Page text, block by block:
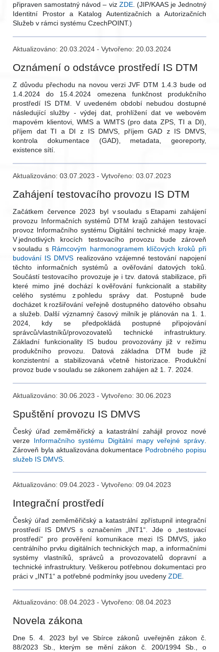
připraven samostatný návod – viz ZDE. (JIP/KAAS je Jednotný
Identitní Prostor a Katalog Autentizačních a Autorizačních
Služeb v rámci systému CzechPOINT.)
Aktualizováno: 20.03.2024 - Vytvořeno: 20.03.2024
Oznámení o odstávce prostředí IS DTM
Z důvodu přechodu na novou verzi JVF DTM 1.4.3 bude od
1.4.2024 do 15.4.2024 omezena funkčnost produkčního
prostředí IS DTM. V uvedeném období nebudou dostupné
následující služby - výdej dat, prohlížení dat ve webovém
mapovém klientovi, WMS a WMTS (pro data ZPS, TI a DI),
příjem dat TI a DI z IS DMVS, příjem GAD z IS DMVS,
kontrola dokumentace (GAD), metadata, georeporty,
existence sítí.
Aktualizováno: 03.07.2023 - Vytvořeno: 03.07.2023
Zahájení testovacího provozu IS DTM
Začátkem července 2023 byl v souladu s Etapami zahájení
provozu Informačních systémů DTM krajů zahájen testovací
provoz Informačního systému Digitální technické mapy kraje.
V jednotlivých krocích testovacího provozu bude zároveň
v souladu s Rámcovým harmonogramem klíčových kroků při
budování IS DMVS realizováno vzájemné testování napojení
těchto informačních systémů a ověřování datových toků.
Součástí testovacího provozuje je i tzv. datová stabilizace, při
které mimo jiné dochází k ověřování funkcionalit a stability
celého systému z pohledu správy dat. Postupně bude
docházet k rozšiřování veřejně dostupného datového obsahu
a služeb. Další významný časový milník je plánován na 1. 1.
2024, kdy se předpokládá postupné připojování
správců/vlastníků/provozovatelů technické infrastruktury.
Základní funkcionality IS budou provozovány již v režimu
produkčního provozu. Datová základna DTM bude již
konzistentní a stabilizovaná včetně historizace. Produkční
provoz bude v souladu se zákonem zahájen až 1. 7. 2024.
Aktualizováno: 30.06.2023 - Vytvořeno: 30.06.2023
Spuštění provozu IS DMVS
Český úřad zeměměřický a katastrální zahájil provoz nové
verze Informačního systému Digitální mapy veřejné správy.
Zároveň byla aktualizována dokumentace Podrobného popisu
služeb IS DMVS
Aktualizováno: 09.04.2023 - Vytvořeno: 09.04.2023
Integrační prostředí
Český úřad zeměměřičský a katastrální zpřístupnil integrační
prostředí IS DMVS s označením „INT1“. Jde o „testovací
prostředí“ pro prověření komunikace mezi IS DMVS, jako
centrálního prvku digitálních technických map, a informačními
systémy vlastníků, správců a provozovatelů dopravní a
technické infrastruktury. Veškerou potřebnou dokumentaci pro
práci v „INT1“ a potřebné podmínky jsou uvedenyZDE.
Aktualizováno: 08.04.2023 - Vytvořeno: 08.04.2023
Novela zákona
Dne 5. 4. 2023 byl ve Sbírce zákonů uveřejněn zákon č.
88/2023 Sb., kterým se mění zákon č. 200/1994 Sb., o